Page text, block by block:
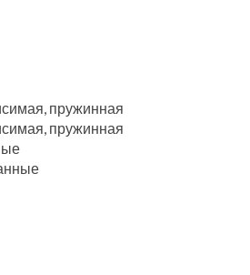
пружинная
пружинная